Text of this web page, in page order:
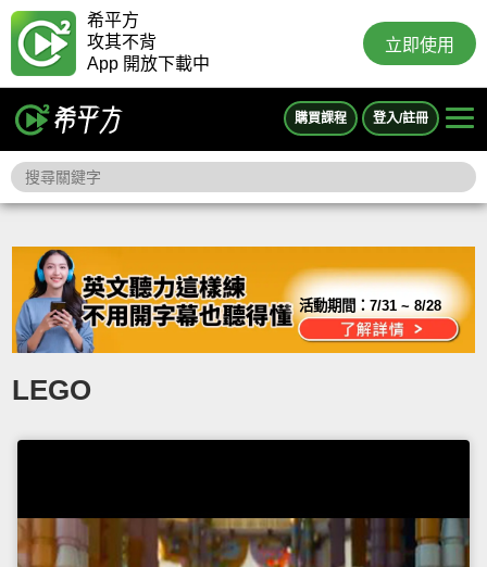
希平方
攻其不背
App 開放下載中
立即使用
購買課程 登入/註冊
活動期間：7/31 ~ 8/28
LEGO